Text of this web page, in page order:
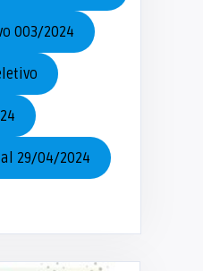
003/2024
29/04/2024